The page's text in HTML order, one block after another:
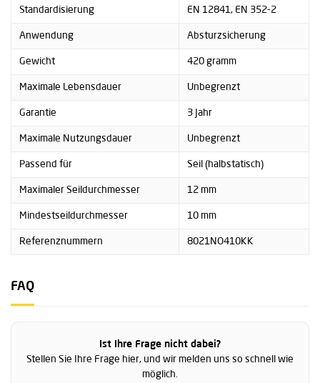
Standardisierung EN 12841, EN 352-2
Anwendung Absturzsicherung
Gewicht 420 gramm
Maximale Lebensdauer Unbegrenzt
Garantie 3 Jahr
Maximale Nutzungsdauer Unbegrenzt
Passend für Seil (halbstatisch)
Maximaler Seildurchmesser 12 mm
Mindestseildurchmesser 10 mm
Referenznummern 8021NO410KK
FAQ
Ist Ihre Frage nicht dabei?
Stellen Sie Ihre Frage hier, und wir melden uns so schnell wie
möglich.